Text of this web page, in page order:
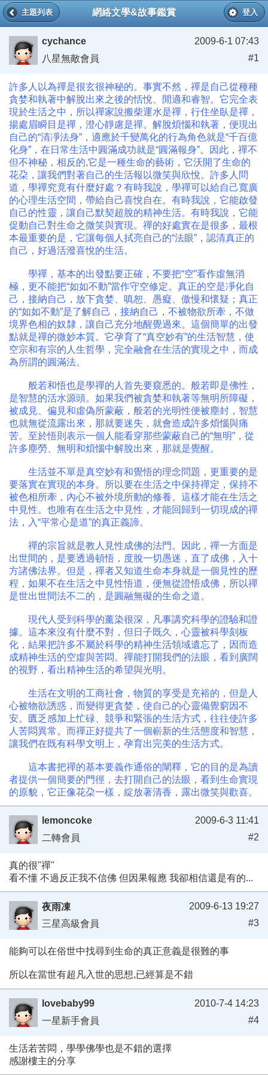
網絡文學&故事鑑賞
主題列表 登入
cychance
八星無敵會員
2009-6-1 07:43
#1
許多人以為禪是很玄很神秘的。事實不然，禪是自己從種種
貪婪和執著中解脫出來之後的恬悅、閒適和睿智。它完全表
現於生活之中，所以禪家說搬柴運水是禪，行住坐臥是禪，
揚處眉瞬目是禪，澄心靜慮是禪。解脫煩惱和執著，便現出
自己的“清凈法身”，適應於千變萬化的行為角色就是“千百億
化身”，在日常生活中圓滿成功就是“圓滿報身”。因此，禪不
但不神秘，相反的,它是一種生命的藝術，它沃開了生命的
花朶，讓我們對著自己的生活報以微笑與欣悅。許多人問
道，學禪究竟有什麼好處？有時我說，學禪可以給自己寬廣
的心理生活空間，帶給自己喜悅自在。有時我說，它能啟發
自己的性靈，讓自己默契超脫的精神生活。有時我說，它能
促動自己對生命之微笑與實現。禪的好處實在是很多，最根
本最重要的是，它讓每個人拭亮自己的“法眼”，認清真正的
自己，好過活潑喜悅的生活。
學禪，基本的出發點要正確，不要把“空”看作虛無消
極，更不能把“如如不動”當作守空修定。真正的空是凈化自
己，接納自己，放下貪婪、嗔恕、愚癡、傲慢和懷疑；真正
的“如如不動”是了解自己，接納自己，不被物欲所牽，不做
境界色相的奴隸，讓自己充分地醒覺過來。這個簡單的出發
點就是禪的微妙本質。它孕育了“真空妙有”的生活智慧，使
空宗和有宗的人生哲學，完全融會在生活的實現之中，而成
為所謂的圓滿法。
般若和悟也是學禪的人首先要窺悉的。般若即是佛性，
是智慧的活水源頭。如果我們被貪婪和執著等無明所障礙，
被成見、偏見和虛偽所蒙蔽，般若的光明性便被塵封，智慧
也就無從流露出來，那就要迷失，就會造成許多煩惱與痛
苦。至於悟則表示一個人能看穿那些蒙蔽自己的“無明”，從
許多塵勞、無明和煩惱中解脫出來，那就是覺醒。
生活並不單是真空妙有和覺悟的理念問題，更重要的是
要落實在實現的本身。所以要在生活之中保持禪定，保持不
被色相所牽，內心不被外境所動的修養。這樣才能在生活之
中見性。也唯有在生活之中見性，才能回歸到一切現成的禪
法，入“平常心是道”的真正義諦。
禪的宗旨就是教人見性成佛的法門。因此，禪一方面是
出世間的，是要透過頓悟，度脫一切愚迷，直了成佛，入十
方諸佛法界。但是，禪者又知道生命本身就是一個見性的歷
程，如果不在生活之中見性悟道，便無從證悟成佛，所以禪
是世出世間法不二的，是圓融無礙的生命之道。
現代人受到科學的薰染很深，凡事講究科學的證驗和證
據。這本來沒有什麼不對，但日子既久，心靈被科學刻板
化，結果把許多不屬於科學的精神生活領域遺忘了，因而造
成精神生活的空虛與苦悶。禪能打開我們的法眼，看到廣闊
的視野，看出精神生活的希望與光明。
生活在文明的工商社會，物質的享受是充裕的，但是人
心被物欲誘惑，而變得更貪婪，使自己的心靈備覺窮因不
安。匱乏感加上忙碌、競爭和緊張的生活方式，往往使許多
人苦悶異常。而禪正好提共了一個嶄新的生活態度和智慧，
讓我們在既有科學文明上，孕育出完美的生活方式。
這本書把禪的基本要義作通俗的闡釋，它的目的是為讀
者提供一個簡要的門徑，去打開自己的法眼，看到生命實現
的原貌，它正像花朶一樣，綻放著清香，露出微笑與歡喜。
lemoncoke
二轉會員
2009-6-3 11:41
#2
真的很"禪"
看不懂 不過反正我不信佛 但因果報應 我卻相信還是有的...
夜雨凍
三星高級會員
2009-6-13 19:27
#3
能夠可以在俗世中找尋到生命的真正意義是很難的事
所以在當世有超凡入世的思想,已經算是不錯
lovebaby99
一星新手會員
2010-7-4 14:23
#4
生活若苦悶，學學佛學也是不錯的選擇
感謝樓主的分享